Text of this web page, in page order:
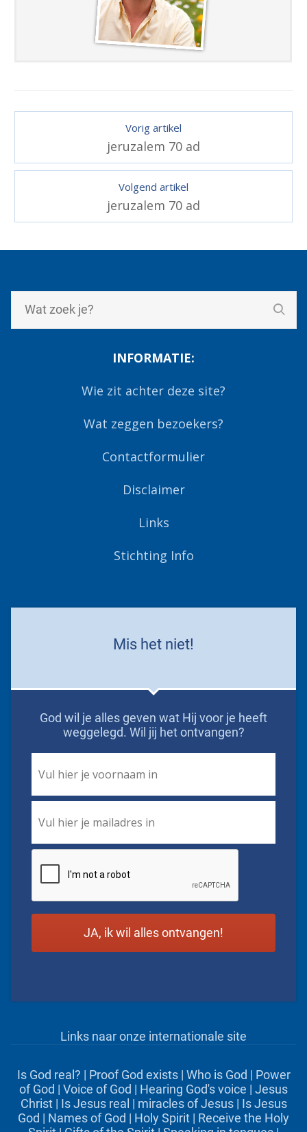
Vorig artikel
jeruzalem 70 ad
Volgend artikel
jeruzalem 70 ad
INFORMATIE:
Wie zit achter deze site?
Wat zeggen bezoekers?
Contactformulier
Disclaimer
Links
Stichting Info
Mis het niet!
God wil je alles geven wat Hij voor je heeft
weggelegd. Wil jij het ontvangen?
Name *
Links naar onze internationale site
Is God real? | Proof God exists| Who is God | Power
of God | Voice of God | Hearing God's voice | Jesus
Christ| Is Jesus real | miracles of Jesus| Is Jesus
God | Names of God | Holy Spirit | Receive the Holy